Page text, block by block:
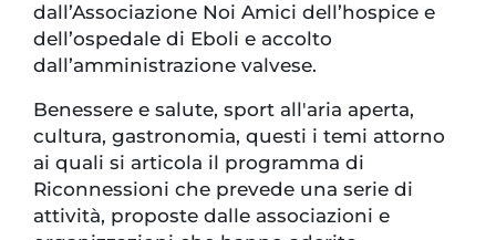
dall’Associazione Noi Amici dell’hospice e
dell’ospedale di Eboli e accolto
dall’amministrazione valvese.
Benessere e salute, sport all'aria aperta,
cultura, gastronomia, questi i temi attorno
ai quali si articola il programma di
Riconnessioni che prevede una serie di
attività, proposte dalle associazioni e